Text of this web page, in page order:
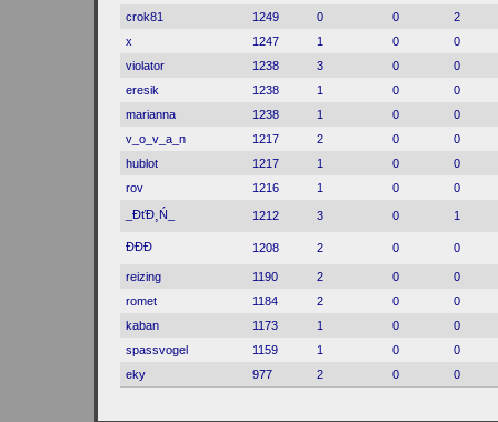
crok81
1249 0 0
2
x
1247 1 0
0
violator
1238 3 0
0
eresik
1238 1 0
0
marianna
1238 1 0
0
v_o_v_a_n
1217 2 0
0
hublot
1217 1 0
0
rov
1216 1 0
0
_ĐťĐ¸Ń_
1212 3 0 1
ĐĐĐ 1208 2 0 0
reizing 1190 2 0
0
romet
1184 2 0
0
kaban
1173 1 0
0
spassvogel
1159 1 0
0
eky
977 2 0 0